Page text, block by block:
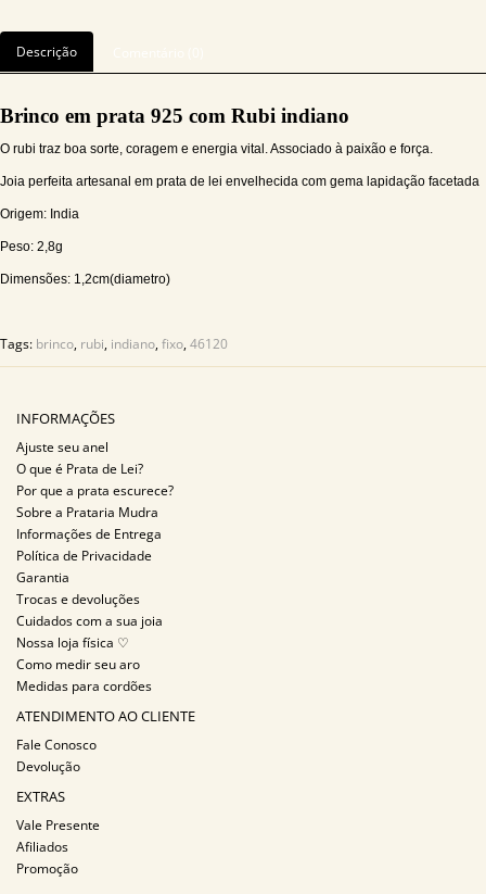
Descrição
Brinco em prata 925 com Rubi indiano
O rubi traz boa sorte, coragem e energia vital. Associado à paixão e força.
Joia perfeita artesanal em prata de lei envelhecida com gema lapidação facetada
Origem: India
Peso: 2,8g
Dimensões: 1,2cm(diametro)
Tags: brinco, rubi, indiano,fixo,46120
INFORMAÇÕES
Ajuste seu anel
O que é Prata de Lei?
Por que a prata escurece?
Sobre a Prataria Mudra
Informações de Entrega
Política de Privacidade
Garantia
Trocas e devoluções
Cuidados com a sua joia
Nossa loja física ♡
Como medir seu aro
Medidas para cordões
ATENDIMENTO AO CLIENTE
Fale Conosco
Devolução
EXTRAS
Vale Presente
Afiliados
Promoção